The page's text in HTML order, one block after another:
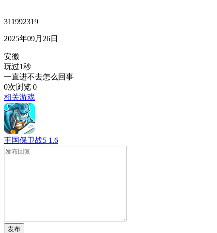
311992319
2025年09月26日
安徽
玩过1秒
一直进不去怎么回事
0次浏览 0
相关游戏
王国保卫战5 1.6
发布